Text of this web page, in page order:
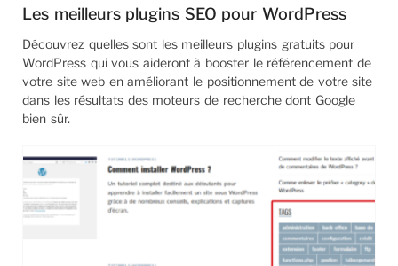
Les meilleurs plugins SEO pour WordPress
Découvrez quelles sont les meilleurs plugins gratuits pour
WordPress qui vous aideront à booster le référencement de
votre site web en améliorant le positionnement de votre site
dans les résultats des moteurs de recherche dont Google
bien sûr.